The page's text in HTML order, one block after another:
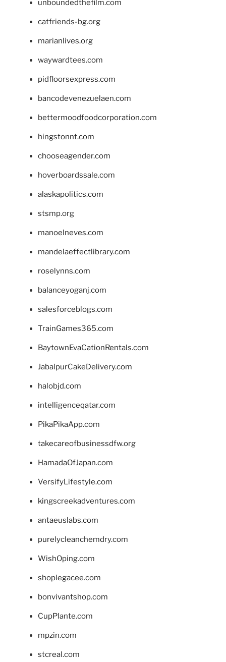
unboundedthefilm.com
catfriends-bg.org
marianlives.org
waywardtees.com
pidfloorsexpress.com
bancodevenezuelaen.com
bettermoodfoodcorporation.com
hingstonnt.com
chooseagender.com
hoverboardssale.com
alaskapolitics.com
stsmp.org
manoelneves.com
mandelaeffectlibrary.com
roselynns.com
balanceyoganj.com
salesforceblogs.com
TrainGames365.com
BaytownEvaCationRentals.com
JabalpurCakeDelivery.com
halobjd.com
intelligenceqatar.com
PikaPikaApp.com
takecareofbusinessdfw.org
HamadaOfJapan.com
VersifyLifestyle.com
kingscreekadventures.com
antaeuslabs.com
purelycleanchemdry.com
WishOping.com
shoplegacee.com
bonvivantshop.com
CupPlante.com
mpzin.com
stcreal.com